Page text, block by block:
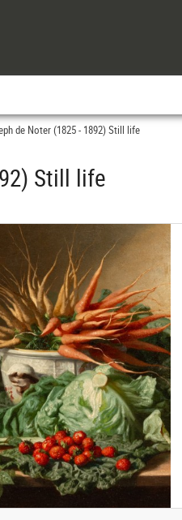
de Noter (1825 - 1892) Still life
Still life